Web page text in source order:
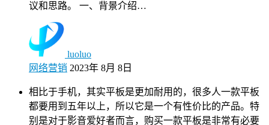
议和思路。 一、背景介绍…
luoluo
网络营销 2023年 8月 8日
相比于手机，其实平板是更加耐用的，很多人一款平板
都要用到五年以上，所以它是一个有性价比的产品。特
别是对于影音爱好者而言，购买一款平板是非常有必要